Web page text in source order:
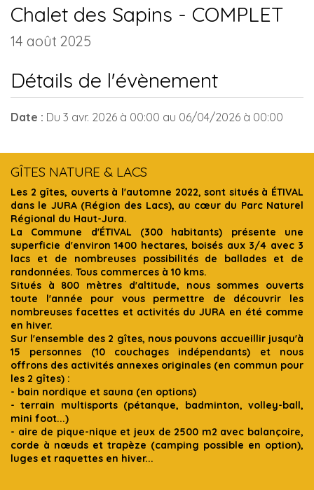
Chalet des Sapins - COMPLET
14 août 2025
Détails de l'évènement
Date : Du 3 avr. 2026 à 00:00 au 06/04/2026 à 00:00
GÎTES NATURE & LACS
Les 2 gîtes, ouverts à l'automne 2022, sont situés à ÉTIVAL
dans le JURA (Région des Lacs), au cœur du Parc Naturel
Régional du Haut-Jura.
La Commune d'ÉTIVAL (300 habitants) présente une
superficie d'environ 1400 hectares, boisés aux 3/4 avec 3
lacs et de nombreuses possibilités de ballades et de
randonnées. Tous commerces à 10 kms.
Situés à 800 mètres d'altitude, nous sommes ouverts
toute l'année pour vous permettre de découvrir les
nombreuses facettes et activités du JURA en été comme
en hiver.
Sur l'ensemble des 2 gîtes, nous pouvons accueillir jusqu'à
15 personnes (10 couchages indépendants) et nous
offrons des activités annexes originales (en commun pour
les 2 gîtes) :
- bain nordique et sauna (en options)
- terrain multisports (pétanque, badminton, volley-ball,
mini foot...)
- aire de pique-nique et jeux de 2500 m2 avec balançoire,
corde à nœuds et trapèze (camping possible en option),
luges et raquettes en hiver...